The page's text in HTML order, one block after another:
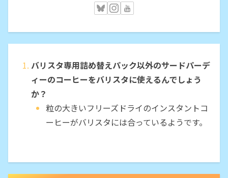
バリスタ専用詰め替えパック以外のサードパーデ
ィーのコーヒーをバリスタに使えるんでしょう
か？
粒の大きいフリーズドライのインスタントコ
ーヒーがバリスタには合っているようです。